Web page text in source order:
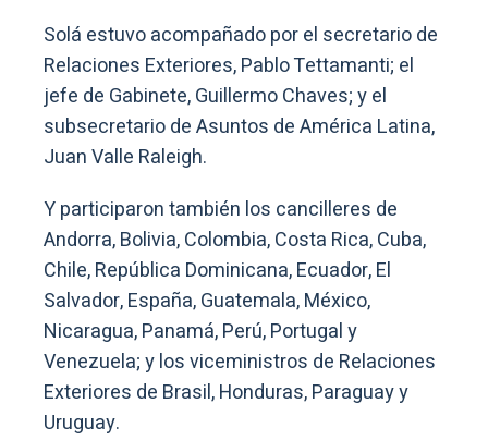
Solá estuvo acompañado por el secretario de
Relaciones Exteriores, Pablo Tettamanti; el
jefe de Gabinete, Guillermo Chaves; y el
subsecretario de Asuntos de América Latina,
Juan Valle Raleigh.
Y participaron también los cancilleres de
Andorra, Bolivia, Colombia, Costa Rica, Cuba,
Chile, República Dominicana, Ecuador, El
Salvador, España, Guatemala, México,
Nicaragua, Panamá, Perú, Portugal y
Venezuela; y los viceministros de Relaciones
Exteriores de Brasil, Honduras, Paraguay y
Uruguay.